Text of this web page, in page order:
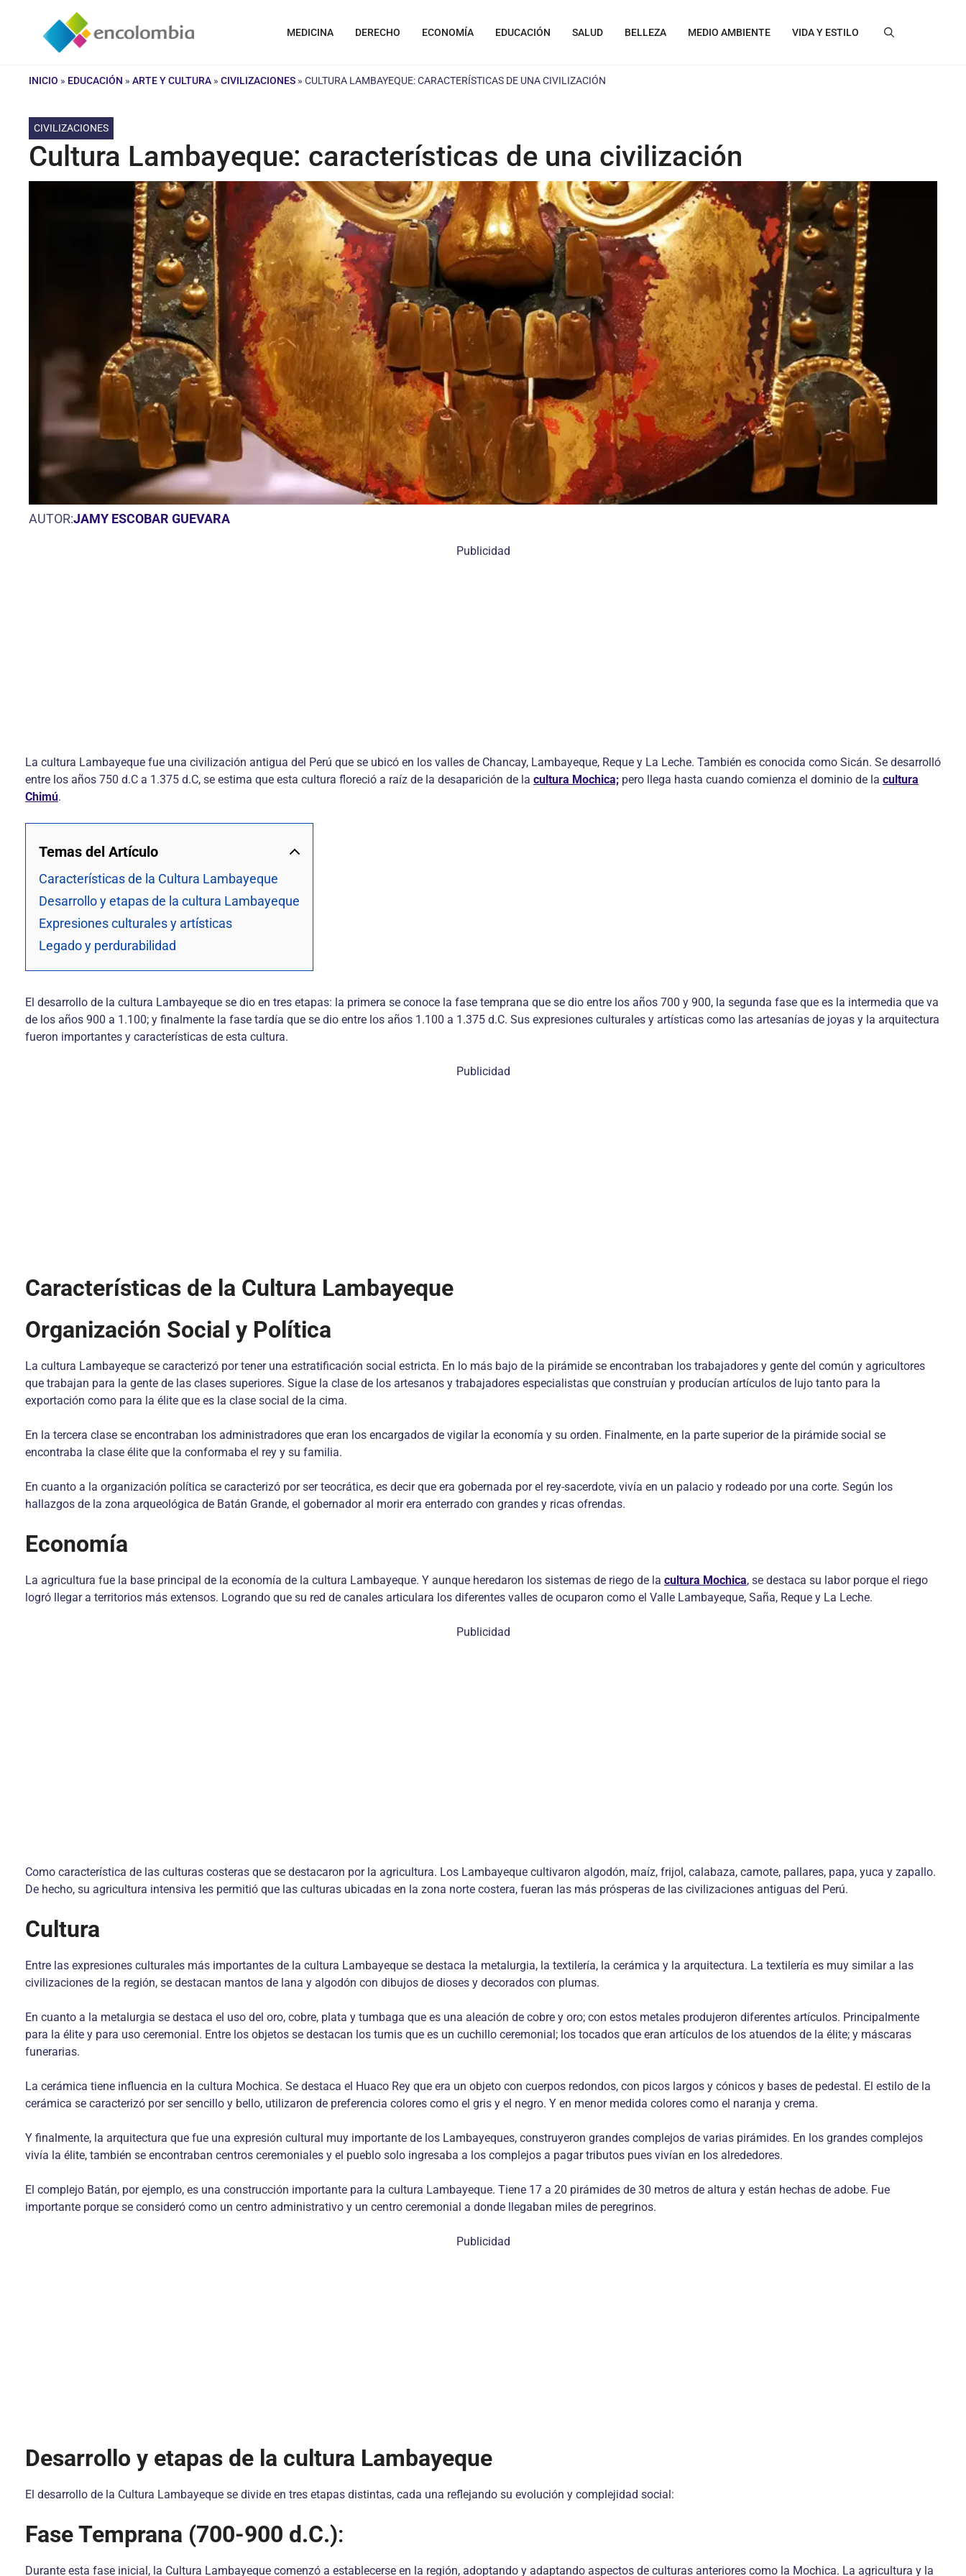
contenido
MEDICINA DERECHO ECONOMÍA EDUCACIÓN SALUD BELLEZA MEDIO AMBIENTE VIDA Y ESTILO
INICIO » EDUCACIÓN » ARTE Y CULTURA » CIVILIZACIONES » CULTURA LAMBAYEQUE: CARACTERÍSTICAS DE UNA CIVILIZACIÓN
CIVILIZACIONES
Cultura Lambayeque: características de una civilización
AUTOR:JAMY ESCOBAR GUEVARA
Publicidad
La cultura Lambayeque fue una civilización antigua del Perú que se ubicó en los valles de Chancay, Lambayeque, Reque y La Leche. También es conocida como Sicán. Se desarrolló
entre los años 750 d.C a 1.375 d.C, se estima que esta cultura floreció a raíz de la desaparición de la cultura Mochica; pero llega hasta cuando comienza el dominio de la cultura
Chimú.
Temas del Artículo
Características de la Cultura Lambayeque
Desarrollo y etapas de la cultura Lambayeque
Expresiones culturales y artísticas
Legado y perdurabilidad
El desarrollo de la cultura Lambayeque se dio en tres etapas: la primera se conoce la fase temprana que se dio entre los años 700 y 900, la segunda fase que es la intermedia que va
de los años 900 a 1.100; y finalmente la fase tardía que se dio entre los años 1.100 a 1.375 d.C. Sus expresiones culturales y artísticas como las artesanías de joyas y la arquitectura
fueron importantes y características de esta cultura.
Publicidad
Características de la Cultura Lambayeque
Organización Social y Política
La cultura Lambayeque se caracterizó por tener una estratificación social estricta. En lo más bajo de la pirámide se encontraban los trabajadores y gente del común y agricultores
que trabajan para la gente de las clases superiores. Sigue la clase de los artesanos y trabajadores especialistas que construían y producían artículos de lujo tanto para la
exportación como para la élite que es la clase social de la cima.
En la tercera clase se encontraban los administradores que eran los encargados de vigilar la economía y su orden. Finalmente, en la parte superior de la pirámide social se
encontraba la clase élite que la conformaba el rey y su familia.
En cuanto a la organización política se caracterizó por ser teocrática, es decir que era gobernada por el rey-sacerdote, vivía en un palacio y rodeado por una corte. Según los
hallazgos de la zona arqueológica de Batán Grande, el gobernador al morir era enterrado con grandes y ricas ofrendas.
Economía
La agricultura fue la base principal de la economía de la cultura Lambayeque. Y aunque heredaron los sistemas de riego de la cultura Mochica, se destaca su labor porque el riego
logró llegar a territorios más extensos. Logrando que su red de canales articulara los diferentes valles de ocuparon como el Valle Lambayeque, Saña, Reque y La Leche.
Publicidad
Como característica de las culturas costeras que se destacaron por la agricultura. Los Lambayeque cultivaron algodón, maíz, frijol, calabaza, camote, pallares, papa, yuca y zapallo.
De hecho, su agricultura intensiva les permitió que las culturas ubicadas en la zona norte costera, fueran las más prósperas de las civilizaciones antiguas del Perú.
Cultura
Entre las expresiones culturales más importantes de la cultura Lambayeque se destaca la metalurgia, la textilería, la cerámica y la arquitectura. La textilería es muy similar a las
civilizaciones de la región, se destacan mantos de lana y algodón con dibujos de dioses y decorados con plumas.
En cuanto a la metalurgia se destaca el uso del oro, cobre, plata y tumbaga que es una aleación de cobre y oro; con estos metales produjeron diferentes artículos. Principalmente
para la élite y para uso ceremonial. Entre los objetos se destacan los tumis que es un cuchillo ceremonial; los tocados que eran artículos de los atuendos de la élite; y máscaras
funerarias.
La cerámica tiene influencia en la cultura Mochica. Se destaca el Huaco Rey que era un objeto con cuerpos redondos, con picos largos y cónicos y bases de pedestal. El estilo de la
cerámica se caracterizó por ser sencillo y bello, utilizaron de preferencia colores como el gris y el negro. Y en menor medida colores como el naranja y crema.
Y finalmente, la arquitectura que fue una expresión cultural muy importante de los Lambayeques, construyeron grandes complejos de varias pirámides. En los grandes complejos
vivía la élite, también se encontraban centros ceremoniales y el pueblo solo ingresaba a los complejos a pagar tributos pues vivían en los alrededores.
El complejo Batán, por ejemplo, es una construcción importante para la cultura Lambayeque. Tiene 17 a 20 pirámides de 30 metros de altura y están hechas de adobe. Fue
importante porque se consideró como un centro administrativo y un centro ceremonial a donde llegaban miles de peregrinos.
Publicidad
Desarrollo y etapas de la cultura Lambayeque
El desarrollo de la Cultura Lambayeque se divide en tres etapas distintas, cada una reflejando su evolución y complejidad social:
Fase Temprana (700-900 d.C.):
Durante esta fase inicial, la Cultura Lambayeque comenzó a establecerse en la región, adoptando y adaptando aspectos de culturas anteriores como la Mochica. La agricultura y la